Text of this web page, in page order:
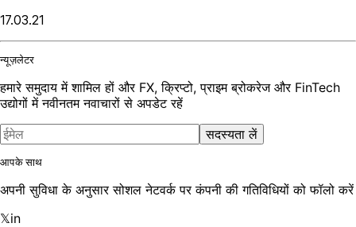
17.03.21
न्यूज़लेटर
हमारे समुदाय में शामिल हों और FX, क्रिप्टो, प्राइम ब्रोकरेज और FinTech
उद्योगों में नवीनतम नवाचारों से अपडेट रहें
सदस्यता लें
आपके साथ
अपनी सुविधा के अनुसार सोशल नेटवर्क पर कंपनी की गतिविधियों को फॉलो करें
𝕏in